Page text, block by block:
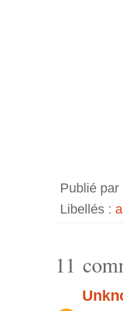
Publié par
Libellés :
11